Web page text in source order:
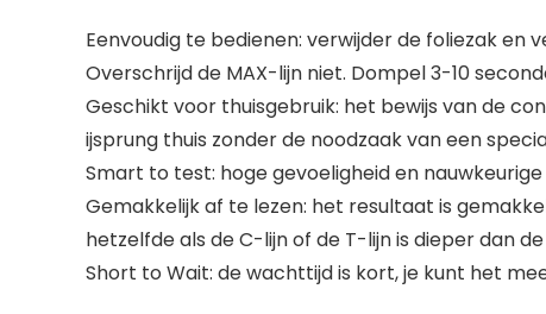
Eenvoudig te bedienen: verwijder de foliezak
Overschrijd de MAX-lijn niet. Dompel 3-10
Geschikt voor thuisgebruik: het bewijs van de
ijsprung thuis zonder de noodzaak van een
Smart to test: hoge gevoeligheid en
Gemakkelijk af te lezen: het resultaat is
hetzelfde als de C-lijn of de T-lijn is dieper dan
Short to Wait: de wachttijd is kort, je kunt het